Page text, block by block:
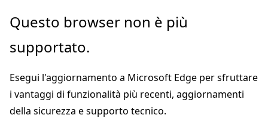
Ignora
passa
contenuto
principale
Questo browser non è più
supportato.
Esegui l'aggiornamento a Microsoft Edge per sfruttare
i vantaggi di funzionalità più recenti, aggiornamenti
della sicurezza e supporto tecnico.